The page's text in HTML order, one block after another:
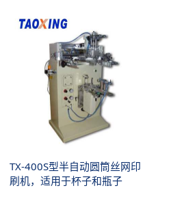
TX-400S型半自动圆筒丝网印
刷机，适用于杯子和瓶子